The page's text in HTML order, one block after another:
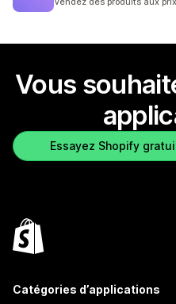
Vous
Essayez Shopify
Catégories d’applications